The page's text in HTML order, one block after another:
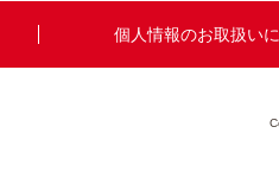
個人情報のお取扱い